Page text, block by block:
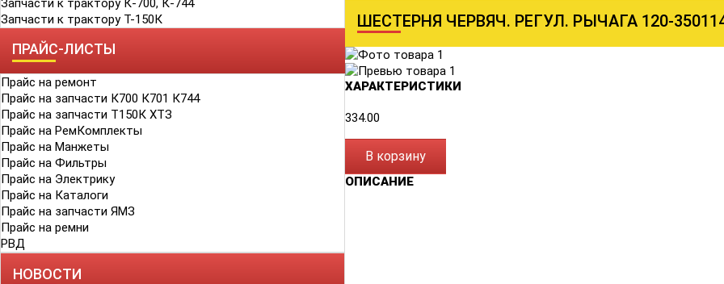
Запчасти к трактору К-700, К-744
Запчасти к трактору Т-150К
ПРАЙС-ЛИСТЫ
Прайс на ремонт
Прайс на запчасти К700 К701 К744
Прайс на запчасти Т150К ХТЗ
Прайс на РемКомплекты
Прайс на Манжеты
Прайс на Фильтры
Прайс на Электрику
Прайс на Каталоги
Прайс на запчасти ЯМЗ
Прайс на ремни
РВД
НОВОСТИ
ШЕСТЕРНЯ ЧЕРВЯЧ. РЕГУЛ. РЫЧАГА 120-
ХАРАКТЕРИСТИКИ
334.00
В корзину
ОПИСАНИЕ